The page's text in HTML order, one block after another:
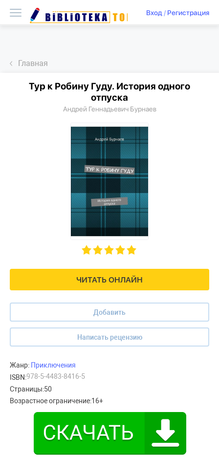
Вход/ Регистрация
Главная
ЧИТАТЬ ОНЛАЙН
Добавить
Написать рецензию
Тур к Робину Гуду. История одного
отпуска
Андрей Геннадьевич Бурнаев
Жанр: Приключения
ISBN:978-5-4483-8416-5
Страницы:50
Возрастное ограничение:16+